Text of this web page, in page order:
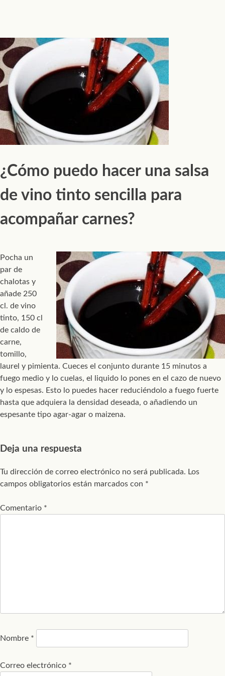
¿Cómo puedo hacer una salsa
de vino tinto sencilla para
acompañar carnes?
Pocha un
par de
chalotas y
añade 250
cl. de vino
tinto, 150 cl
de caldo de
carne,
tomillo,
laurel y pimienta. Cueces el conjunto durante 15 minutos a
fuego medio y lo cuelas, el liquido lo pones en el cazo de nuevo
y lo espesas. Esto lo puedes hacer reduciéndolo a fuego fuerte
hasta que adquiera la densidad deseada, o añadiendo un
espesante tipo agar-agar o maizena.
Deja una respuesta
Tu dirección de correo electrónico no será publicada. Los
campos obligatorios están marcados con *
Comentario *
Nombre *
Correo electrónico *